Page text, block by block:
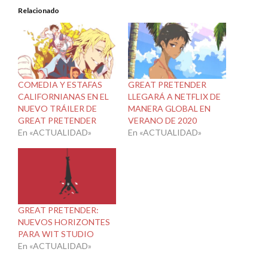
Relacionado
COMEDIA Y ESTAFAS
CALIFORNIANAS EN EL
NUEVO TRÁILER DE
GREAT PRETENDER
En «ACTUALIDAD»
GREAT PRETENDER
LLEGARÁ A NETFLIX DE
MANERA GLOBAL EN
VERANO DE 2020
En «ACTUALIDAD»
GREAT PRETENDER:
NUEVOS HORIZONTES
PARA WIT STUDIO
En «ACTUALIDAD»